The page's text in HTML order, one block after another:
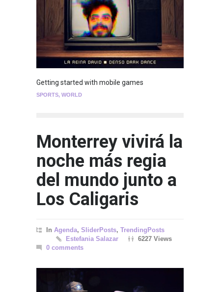
Getting started with mobile games
SPORTS, WORLD
Monterrey vivirá la
noche más regia
del mundo junto a
Los Caligaris
In Agenda, SliderPosts, TrendingPosts
Estefania Salazar
6227 Views
0 comments